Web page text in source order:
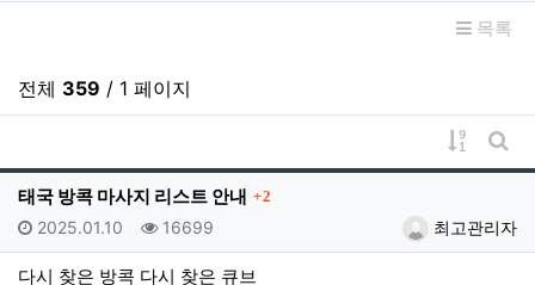
목록
전체 359 / 1 페이지
게시물
게
태국 방콕 마사지 리스트 안내 댓글
2
등록자최고관리자
등록일
2025.01.10 조회
16699
다시 찾은 방콕 다시 찾은 큐브